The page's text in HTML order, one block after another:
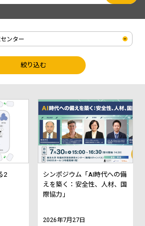
絞り込む
2
シンポジウム「AI時代への備
えを築く：安全性、人材、国
際協力」
2026年7月27日